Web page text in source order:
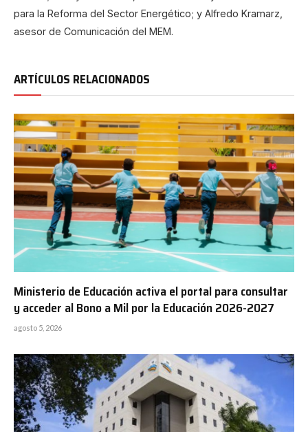
para la Reforma del Sector Energético; y Alfredo Kramarz,
asesor de Comunicación del MEM.
ARTÍCULOS RELACIONADOS
Ministerio de Educación activa el portal para consultar
y acceder al Bono a Mil por la Educación 2026-2027
agosto 5, 2026